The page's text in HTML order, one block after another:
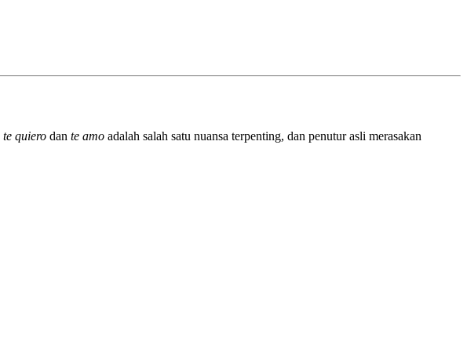
te quiero dan te amo adalah salah satu nuansa terpenting, dan penutur asli merasakan